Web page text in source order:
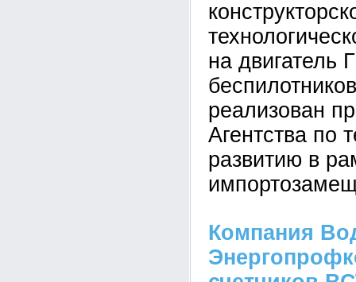
на двигатель
реализован
Агентства по
развитию в
Компания